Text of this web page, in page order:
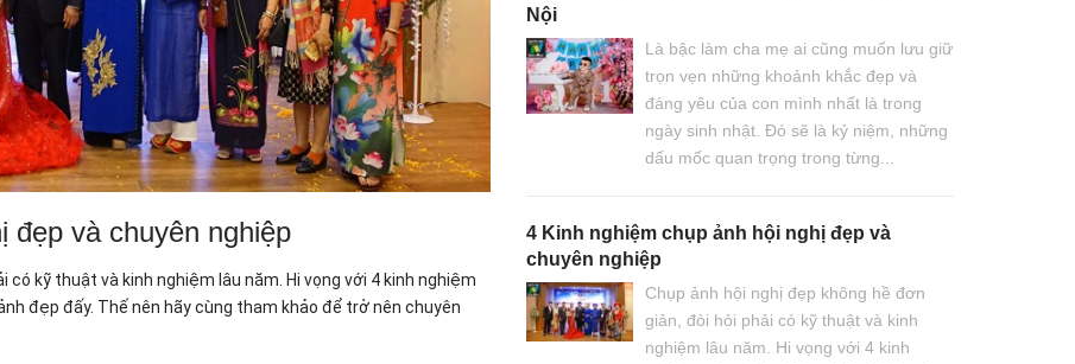
đẹp và chuyên nghiệp
có kỹ thuật và kinh nghiệm lâu năm. Hi vọng với 4 kinh nghiệm
đẹp đấy. Thế nên hãy cùng tham khảo để trở nên chuyên
Nội
Là bậc làm cha mẹ ai cũng muốn lưu giữ
trọn vẹn những khoảnh khắc đẹp và
đáng yêu của con mình nhất là trong
ngày sinh nhật. Đó sẽ là kỷ niệm, những
dấu mốc quan trọng trong từng...
4 Kinh nghiệm chụp ảnh hội nghị đẹp và
chuyên nghiệp
Chụp ảnh hội nghị đẹp không hề đơn
giản, đòi hỏi phải có kỹ thuật và kinh
nghiệm lâu năm. Hi vọng với 4 kinh